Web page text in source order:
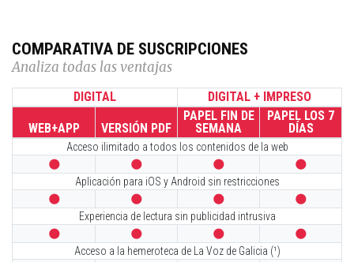
COMPARATIVA DE SUSCRIPCIONES
Analiza todas las ventajas
DIGITAL DIGITAL + IMPRESO
WEB+APP VERSIÓN PDF
PAPEL FIN DE
SEMANA
PAPEL LOS 7
DÍAS
Acceso ilimitado a todos los contenidos de la web
   
Aplicación para iOS y Android sin restricciones
   
Experiencia de lectura sin publicidad intrusiva
   
Acceso a la hemeroteca de La Voz de Galicia (¹)